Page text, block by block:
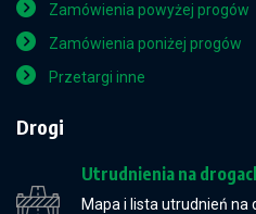
Zamówienia powyżej progów
Zamówienia poniżej progów
Przetargi inne
Drogi
Utrudnienia na
Mapa i lista utrudnień